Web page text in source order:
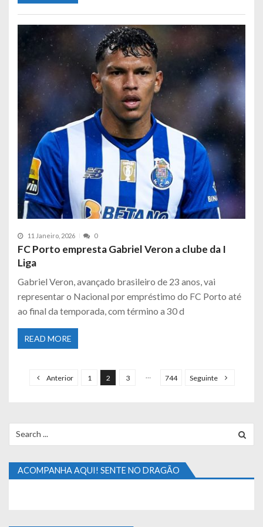
11 Janeiro, 2026 0
FC Porto empresta Gabriel Veron a clube da I
Liga
Gabriel Veron, avançado brasileiro de 23 anos, vai
representar o Nacional por empréstimo do FC Porto até
ao final da temporada, com término a 30 d
READ MORE
n
a
ç
ã
Anterior 1 2 3 744 Seguinte
for:
ACOMPANHA AQUI! SENTE NO DRAGÃO